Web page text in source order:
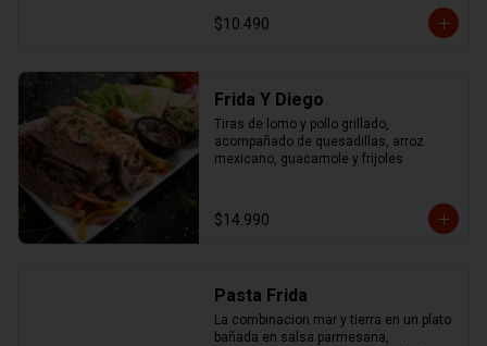
$10.490
Frida Y Diego
Tiras de lomo y pollo grillado,
acompañado de quesadillas, arroz
mexicano, guacamole y frijoles
$14.990
Pasta Frida
La combinacion mar y tierra en un plato
bañada en salsa parmesana,